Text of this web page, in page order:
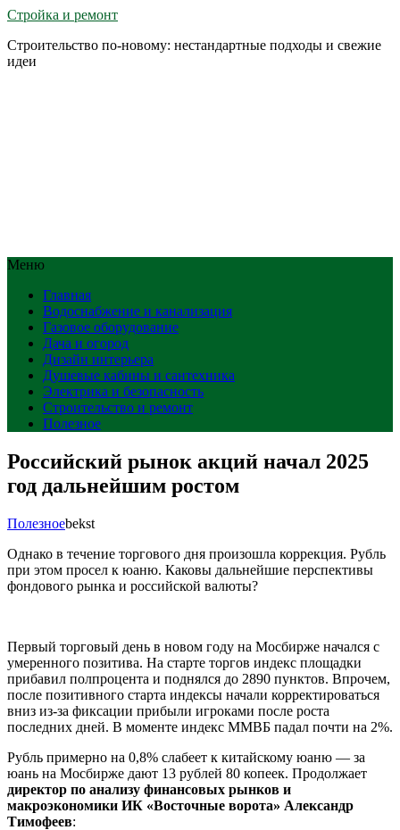
Стройка и ремонт
Строительство по-новому: нестандартные подходы и свежие
идеи
Меню
Главная
Водоснабжение и канализация
Газовое оборудование
Дача и огород
Дизайн интерьера
Душевые кабины и сантехника
Электрика и безопасность
Строительство и ремонт
Полезное
Российский рынок акций начал 2025
год дальнейшим ростом
Полезноеbekst
Однако в течение торгового дня произошла коррекция. Рубль
при этом просел к юаню. Каковы дальнейшие перспективы
фондового рынка и российской валюты?
Первый торговый день в новом году на Мосбирже начался с
умеренного позитива. На старте торгов индекс площадки
прибавил полпроцента и поднялся до 2890 пунктов. Впрочем,
после позитивного старта индексы начали корректироваться
вниз из-за фиксации прибыли игроками после роста
последних дней. В моменте индекс ММВБ падал почти на 2%.
Рубль примерно на 0,8% слабеет к китайскому юаню — за
юань на Мосбирже дают 13 рублей 80 копеек. Продолжает
директор по анализу финансовых рынков и
макроэкономики ИК «Восточные ворота» Александр
Тимофеев: